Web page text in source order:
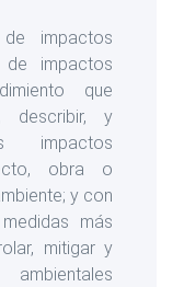
impactos
de impactos
que
describir, y
impactos
obra o
y con
más
mitigar y